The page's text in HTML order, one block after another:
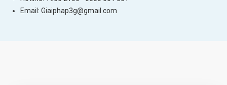
Email: Giaiphap3g@gmail.com